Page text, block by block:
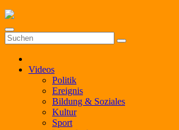
Zum
Inhalt
springen
Videos
Politik
Ereignis
Bildung & Soziales
Kultur
Sport